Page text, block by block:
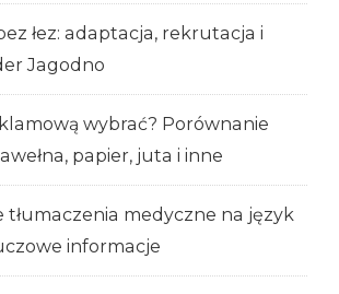
łez: adaptacja, rekrutacja i
Jagodno
wybrać? Porównanie
papier, juta i inne
tłumaczenia medyczne na język
informacje